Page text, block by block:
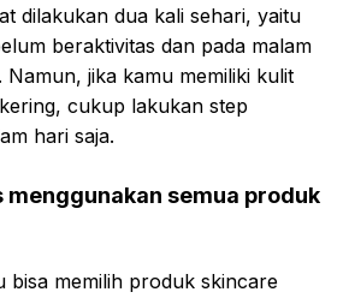
dilakukan dua kali sehari, yaitu
beraktivitas dan pada malam
Namun, jika kamu memiliki kulit
cukup lakukan step
hari saja.
menggunakan semua produk
bisa memilih produk skincare